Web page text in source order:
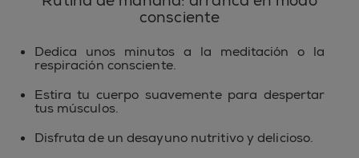
consciente
Dedica unos minutos a la meditación o la
respiración consciente.
Estira tu cuerpo suavemente para despertar
tus músculos.
Disfruta de un desayuno nutritivo y delicioso.